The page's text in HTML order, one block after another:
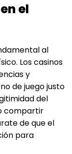
el
al
Los casinos
y
de juego justo
del
compartir
de que el
para